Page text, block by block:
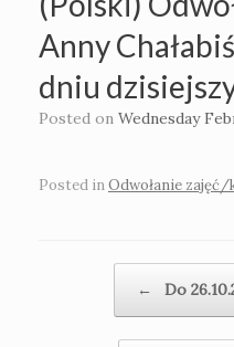
Anny
dniu
Posted on Wednesday
Posted inOdwołanie
← Do